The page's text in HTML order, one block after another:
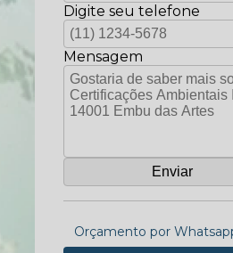
Digite seu telefone
Mensagem
Orçamento por